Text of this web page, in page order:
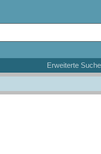
Erweiterte Suche